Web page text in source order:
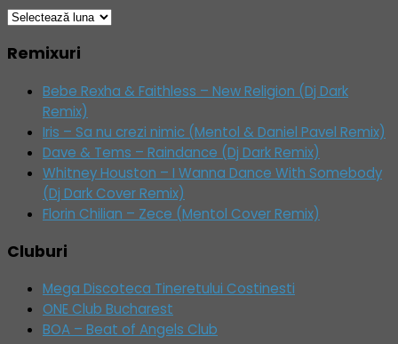
Arhive
Remixuri
Bebe Rexha & Faithless – New Religion (Dj Dark
Remix)
Iris – Sa nu crezi nimic (Mentol & Daniel Pavel Remix)
Dave & Tems – Raindance (Dj Dark Remix)
Whitney Houston – I Wanna Dance With Somebody
(Dj Dark Cover Remix)
Florin Chilian – Zece (Mentol Cover Remix)
Cluburi
Mega Discoteca Tineretului Costinesti
ONE Club Bucharest
BOA – Beat of Angels Club